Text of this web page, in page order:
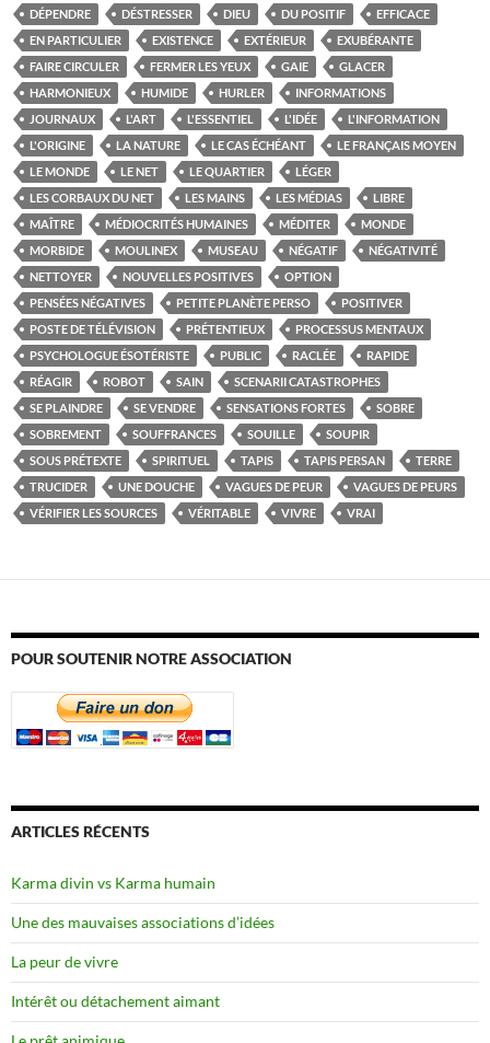
DÉPENDRE DÉSTRESSER DIEU DU POSITIF
EFFICACE
EN PARTICULIER
EXISTENCE EXTÉRIEUR
EXUBÉRANTE
FAIRE CIRCULER
FERMER LES YEUX GAIE
GLACER
HARMONIEUX
HUMIDE HURLER
INFORMATIONS
JOURNAUX
L'ART L'ESSENTIEL L'IDÉE
L'INFORMATION
L'ORIGINE
LA NATURE LE CAS ÉCHÉANT
LE FRANÇAIS MOYEN
LE MONDE
LE NET LE QUARTIER
LÉGER
LES CORBAUX DU NET
LES MAINS LES MÉDIAS
LIBRE
MAÎTRE
MÉDIOCRITÉS HUMAINES MÉDITER
MONDE
MORBIDE
MOULINEX MUSEAU NÉGATIF
NÉGATIVITÉ
NETTOYER
NOUVELLES POSITIVES
OPTION
PENSÉES NÉGATIVES
PETITE PLANÈTE PERSO
POSITIVER
POSTE DE TÉLÉVISION
PRÉTENTIEUX
PROCESSUS MENTAUX
PSYCHOLOGUE ÉSOTÉRISTE
PUBLIC RACLÉE
RAPIDE
RÉAGIR
ROBOT SAIN
SCENARII CATASTROPHES
SE PLAINDRE
SE VENDRE SENSATIONS FORTES
SOBRE
SOBREMENT
SOUFFRANCES SOUILLE
SOUPIR
SOUS PRÉTEXTE
SPIRITUEL TAPIS TAPIS PERSAN
TERRE
TRUCIDER
UNE DOUCHE VAGUES DE PEUR
VAGUES DE PEURS
VÉRIFIER LES SOURCES
VÉRITABLE VIVRE VRAI
POUR SOUTENIR NOTRE ASSOCIATION
ARTICLES RÉCENTS
Karma divin vs Karma humain
Une des mauvaises associations d’idées
La peur de vivre
Intérêt ou détachement aimant